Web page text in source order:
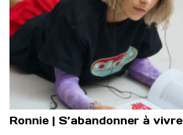
Ronnie | S’abandonner à vivre